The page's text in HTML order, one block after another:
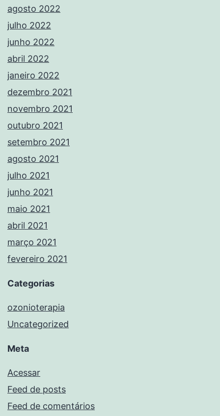
agosto 2022
julho 2022
junho 2022
abril 2022
janeiro 2022
dezembro 2021
novembro 2021
outubro 2021
setembro 2021
agosto 2021
julho 2021
junho 2021
maio 2021
abril 2021
março 2021
fevereiro 2021
Categorias
ozonioterapia
Uncategorized
Meta
Acessar
Feed de posts
Feed de comentários